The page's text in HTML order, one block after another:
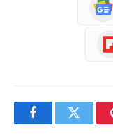
FacebookTwitter